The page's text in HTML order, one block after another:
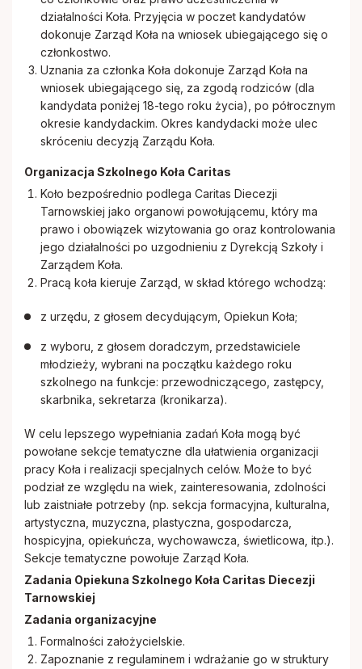
działalności Koła. Przyjęcia w poczet kandydatów
dokonuje Zarząd Koła na wniosek ubiegającego się o
członkostwo.
Uznania za członka Koła dokonuje Zarząd Koła na
wniosek ubiegającego się, za zgodą rodziców (dla
kandydata poniżej 18-tego roku życia), po półrocznym
okresie kandydackim. Okres kandydacki może ulec
skróceniu decyzją Zarządu Koła.
Organizacja Szkolnego Koła Caritas
Koło bezpośrednio podlega Caritas Diecezji
Tarnowskiej jako organowi powołującemu, który ma
prawo i obowiązek wizytowania go oraz kontrolowania
jego działalności po uzgodnieniu z Dyrekcją Szkoły i
Zarządem Koła.
Pracą koła kieruje Zarząd, w skład którego wchodzą:
z urzędu, z głosem decydującym, Opiekun Koła;
z wyboru, z głosem doradczym, przedstawiciele
młodzieży, wybrani na początku każdego roku
szkolnego na funkcje: przewodniczącego, zastępcy,
skarbnika, sekretarza (kronikarza).
W celu lepszego wypełniania zadań Koła mogą być
powołane sekcje tematyczne dla ułatwienia organizacji
pracy Koła i realizacji specjalnych celów. Może to być
podział ze względu na wiek, zainteresowania, zdolności
lub zaistniałe potrzeby (np. sekcja formacyjna, kulturalna,
artystyczna, muzyczna, plastyczna, gospodarcza,
hospicyjna, opiekuńcza, wychowawcza, świetlicowa, itp.).
Sekcje tematyczne powołuje Zarząd Koła.
Zadania Opiekuna Szkolnego Koła Caritas Diecezji
Tarnowskiej
Zadania organizacyjne
Formalności założycielskie.
Zapoznanie z regulaminem i wdrażanie go w struktury